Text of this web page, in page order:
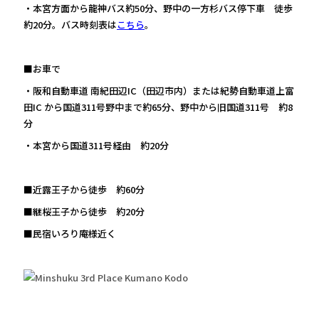
・本宮方面から龍神バス約50分、野中の一方杉バス停下車 徒歩
約20分。バス時刻表はこちら。
■お車で
・阪和自動車道 南紀田辺IC（田辺市内）または紀勢自動車道上富
田IC から国道311号野中まで約65分、野中から旧国道311号 約8
分
・本宮から国道311号経由 約20分
■近露王子から徒歩 約60分
■継桜王子から徒歩 約20分
■民宿いろり庵様近く